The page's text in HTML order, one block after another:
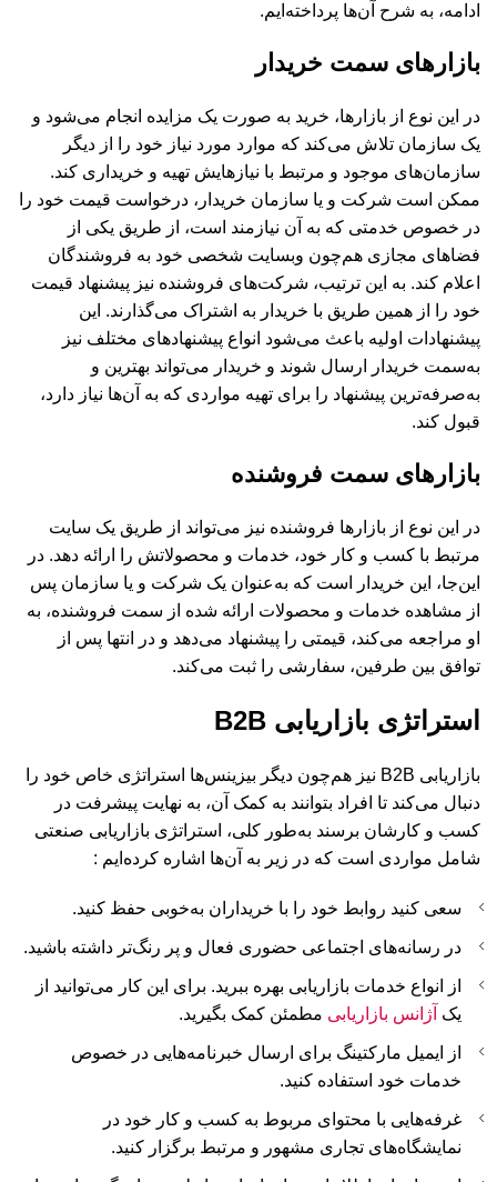
ادامه، به شرح آن‌ها پرداخته‌ایم.
بازارهای سمت خریدار
در این نوع از بازارها، خرید به صورت یک مزایده انجام می‌شود و
یک سازمان تلاش می‌کند که موارد مورد نیاز خود را از دیگر
سازمان‌های موجود و مرتبط با نیازهایش تهیه و خریداری کند.
ممکن است شرکت و یا سازمان خریدار، درخواست قیمت خود را
در خصوص خدمتی که به آن نیازمند است، از طریق یکی از
فضاهای مجازی هم‌چون وبسایت شخصی خود به فروشندگان
اعلام کند. به این ترتیب، شرکت‌های فروشنده نیز پیشنهاد قیمت
خود را از همین طریق با خریدار به اشتراک می‌گذارند. این
پیشنهادات اولیه باعث می‌شود انواع پیشنهادهای مختلف نیز
به‌سمت خریدار ارسال شوند و خریدار می‌تواند بهترین و
به‌صرفه‌ترین پیشنهاد را برای تهیه مواردی که به آن‌ها نیاز دارد،
قبول کند.
بازارهای سمت فروشنده
در این نوع از بازارها فروشنده نیز می‌تواند از طریق یک سایت
مرتبط با کسب و کار خود، خدمات و محصولاتش را ارائه دهد. در
این‌جا، این خریدار است که به‌عنوان یک شرکت و یا سازمان پس
از مشاهده خدمات و محصولات ارائه شده از سمت فروشنده، به
او مراجعه می‌کند، قیمتی را پیشنهاد می‌دهد و در انتها پس از
توافق بین طرفین، سفارشی را ثبت می‌کند.
استراتژی بازاریابی B2B
بازاریابی B2B نیز هم‌چون دیگر بیزینس‌ها استراتژی خاص خود را
دنبال می‌کند تا افراد بتوانند به کمک آن، به نهایت پیشرفت در
کسب و کارشان برسند به‌طور کلی، استراتژی بازاریابی صنعتی
شامل مواردی است که در زیر به آن‌ها اشاره کرده‌ایم :
سعی کنید روابط خود را با خریداران به‌خوبی حفظ کنید.
در رسانه‌های اجتماعی حضوری فعال و پر رنگ‌تر داشته باشید.
از انواع خدمات بازاریابی بهره ببرید. برای این کار می‌توانید از
یک آژانس بازاریابی مطمئن کمک بگیرید.
از ایمیل مارکتینگ برای ارسال خبرنامه‌هایی در خصوص
خدمات خود استفاده کنید.
غرفه‌هایی با محتوای مربوط به کسب و کار خود در
نمایشگاه‌های تجاری مشهور و مرتبط برگزار کنید.